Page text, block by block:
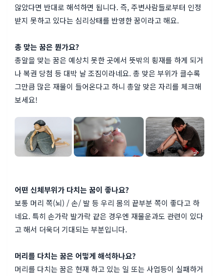
않았다면 반대로 해석하면 됩니다. 즉, 주변사람들로부터 인정
받지 못하고 있다는 심리상태를 반영한 꿈이라고 해요.
총 맞는 꿈은 뭔가요?
총알을 맞는 꿈은 예상치 못한 곳에서 뜻밖의 횡재를 하게 되거
나 복권 당첨 등 대박 날 조짐이라네요. 총 맞은 부위가 클수록
그만큼 많은 재물이 들어온다고 하니 총알 맞은 자리를 체크해
보세요!
어떤 신체부위가 다치는 꿈이 좋나요?
보통 머리 쪽(뇌) / 손/ 발 등 우리 몸의 끝부분 쪽이 좋다고 하
네요. 특히 손가락 발가락 같은 경우엔 재물운과도 관련이 있다
고 해서 더욱더 기대되는 부분입니다.
머리를 다치는 꿈은 어떻게 해석하나요?
머리를 다치는 꿈은 현재 하고 있는 일 또는 사업등이 실패하거